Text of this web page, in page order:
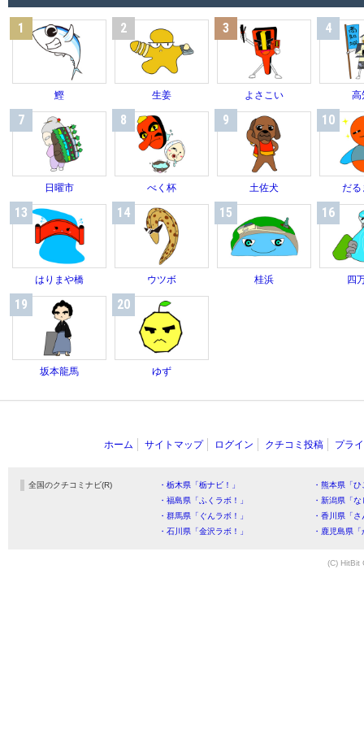
1
鰹
2
生姜
3
よさこい
4
高
7
日曜市
8
べく杯
9
土佐犬
10
だる
13
はりまや橋
14
ウツボ
15
桂浜
16
四
19
坂本龍馬
20
ゆず
ホーム サイトマップ ログイン クチコミ投稿 プラ
全国のクチコミナビ(R) ・栃木県「栃ナビ！」
・熊本県「
・福島県「ふくラボ！」
・新潟県「
・群馬県「ぐんラボ！」
・香川県「
・石川県「金沢ラボ！」
・鹿児島県
(C) HitBit